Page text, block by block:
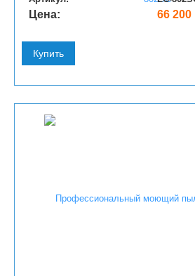
Цена: 66 200
Купить